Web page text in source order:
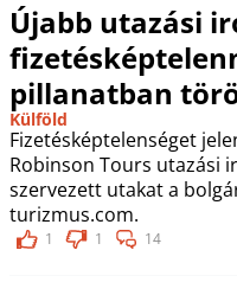
Újabb utazási
pillanatban
Külföld
Fizetésképtelenséget
Robinson Tours utazási
szervezett utakat a
turizmus.com.
1 1 14